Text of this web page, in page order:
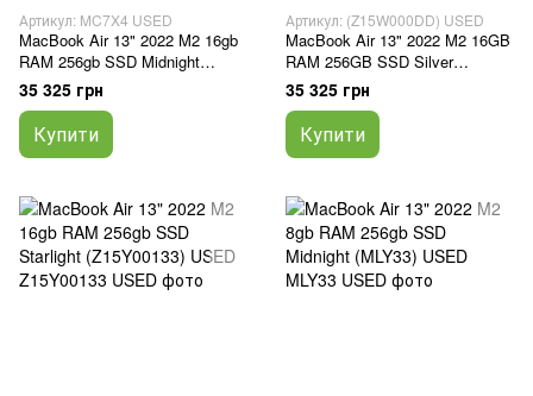
Артикул: MC7X4 USED
MacBook Air 13" 2022 M2 16gb
RAM 256gb SSD Midnight
(Z16000132) USED
35 325 грн
Купити
Артикул: (Z15W000DD) USED
MacBook Air 13" 2022 M2 16GB
RAM 256GB SSD Silver
(Z15W000DD) USED
35 325 грн
Купити